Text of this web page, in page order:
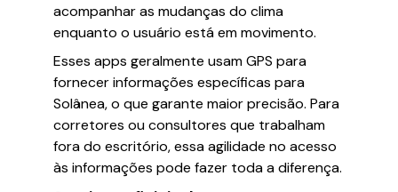
acompanhar as mudanças do clima
enquanto o usuário está em movimento.
Esses apps geralmente usam GPS para
fornecer informações específicas para
Solânea, o que garante maior precisão. Para
corretores ou consultores que trabalham
fora do escritório, essa agilidade no acesso
às informações pode fazer toda a diferença.